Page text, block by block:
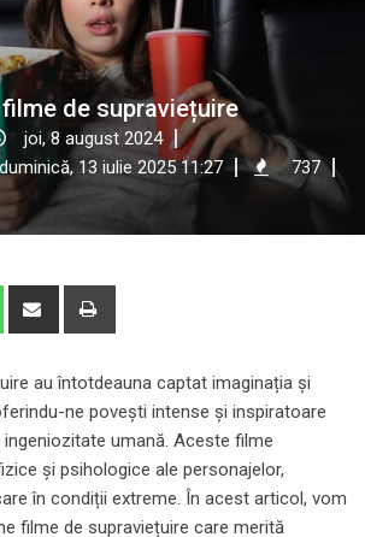
de supraviețuire
joi, 8 august 2024
13 iulie 2025 11:27
737
WhatsappShare
au întotdeauna captat imaginația și
ne povești intense și inspiratoare
umană. Aceste filme
și psihologice ale personajelor,
în condiții extreme. În acest articol, vom
filme de supraviețuire care merită